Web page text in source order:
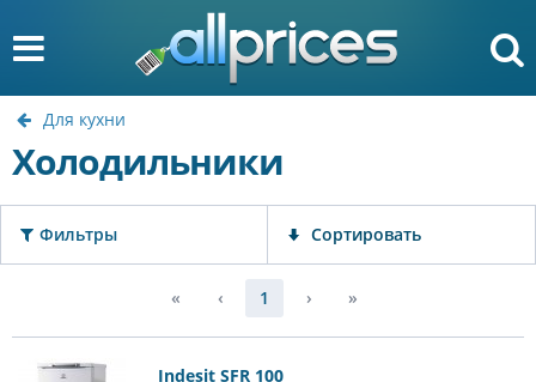
Для кухни
Холодильники
Фильтры Сортировать
« ‹ 1 › »
Indesit SFR 100